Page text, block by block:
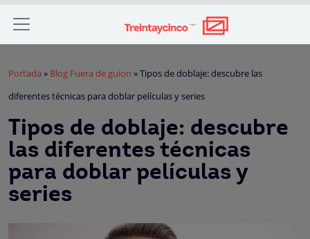
Portada » Blog Fuera de guion »Tipos de doblaje: descubre las
diferentes técnicas para doblar películas y series
Tipos de doblaje: descubre
las diferentes técnicas
para doblar películas y
series